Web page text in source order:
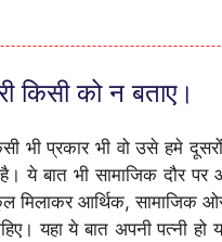
किसी को न बताए।
भी प्रकार भी वो उसे हमे
ये बात भी सामाजिक दौर
आर्थिक, सामाजिक
यहा ये बात अपनी पत्नी